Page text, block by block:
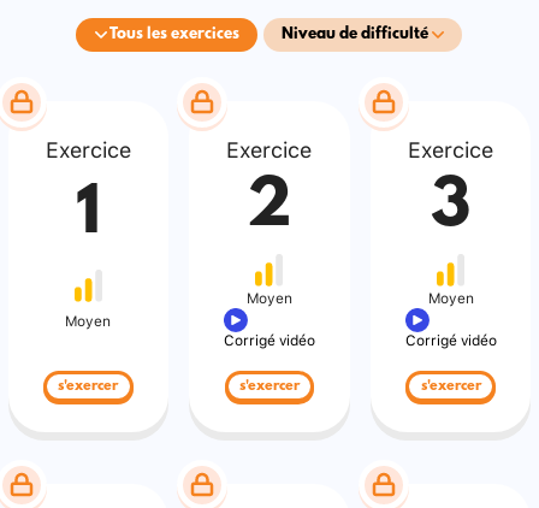
Tous les exercices Niveau de difficulté
Exercice
1
Moyen
s'exercer
Exercice
2
Moyen
Corrigé vidéo
s'exercer
Exercice
3
Moyen
Corrigé vidéo
s'exercer